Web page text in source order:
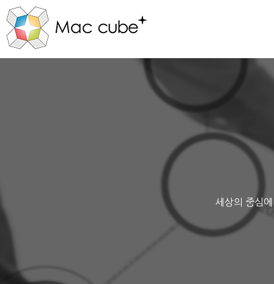
세상의 중심